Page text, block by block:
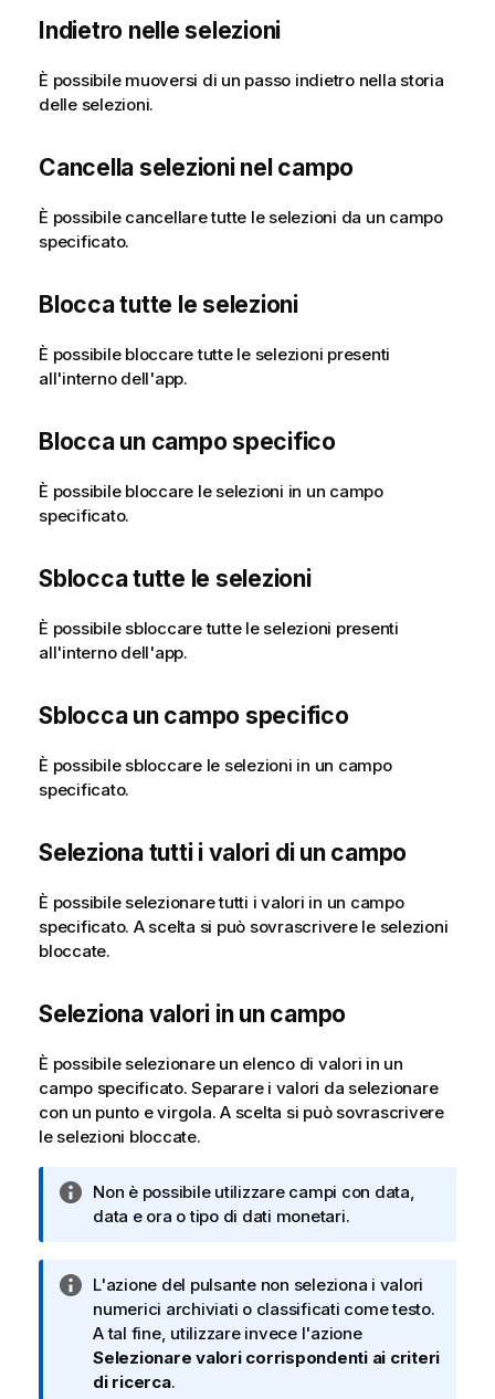
Indietro nelle selezioni
È possibile muoversi di un passo indietro nella storia
delle selezioni.
Cancella selezioni nel campo
È possibile cancellare tutte le selezioni da un campo
specificato.
Blocca tutte le selezioni
È possibile bloccare tutte le selezioni presenti
all'interno dell'app.
Blocca un campo specifico
È possibile bloccare le selezioni in un campo
specificato.
Sblocca tutte le selezioni
È possibile sbloccare tutte le selezioni presenti
all'interno dell'app.
Sblocca un campo specifico
È possibile sbloccare le selezioni in un campo
specificato.
Seleziona tutti i valori di un campo
È possibile selezionare tutti i valori in un campo
specificato. A scelta si può sovrascrivere le selezioni
bloccate.
Seleziona valori in un campo
È possibile selezionare un elenco di valori in un
campo specificato. Separare i valori da selezionare
con un punto e virgola. A scelta si può sovrascrivere
le selezioni bloccate.
N
o
i
n
f
o
r
Non è possibile utilizzare campi con data,
data e ora o tipo di dati monetari.
N
o
t
a
i
L'azione del pulsante non seleziona i valori
numerici archiviati o classificati come testo.
A tal fine, utilizzare invece l'azione
Selezionare valori corrispondenti ai criteri
di ricerca.